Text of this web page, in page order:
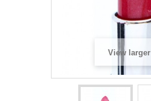
View larger